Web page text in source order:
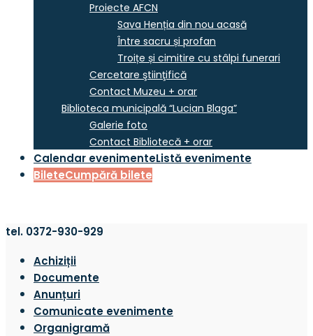
Proiecte AFCN
Sava Henția din nou acasă
Între sacru și profan
Troițe și cimitire cu stâlpi funerari
Cercetare ştiinţifică
Contact Muzeu + orar
Biblioteca municipală “Lucian Blaga”
Galerie foto
Contact Bibliotecă + orar
Calendar evenimenteListă evenimente
BileteCumpără bilete
tel. 0372-930-929
Achiziții
Documente
Anunțuri
Comunicate evenimente
Organigramă